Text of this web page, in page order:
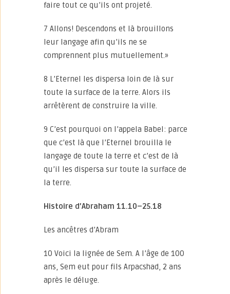
faire tout ce qu’ils ont projeté.
7 Allons! Descendons et là brouillons
leur langage afin qu’ils ne se
comprennent plus mutuellement.»
8 L’Eternel les dispersa loin de là sur
toute la surface de la terre. Alors ils
arrêtèrent de construire la ville.
9 C’est pourquoi on l’appela Babel: parce
que c’est là que l’Eternel brouilla le
langage de toute la terre et c’est de là
qu’il les dispersa sur toute la surface de
la terre.
Histoire d’Abraham 11.10–25.18
Les ancêtres d’Abram
10 Voici la lignée de Sem. A l’âge de 100
ans, Sem eut pour fils Arpacshad, 2 ans
après le déluge.